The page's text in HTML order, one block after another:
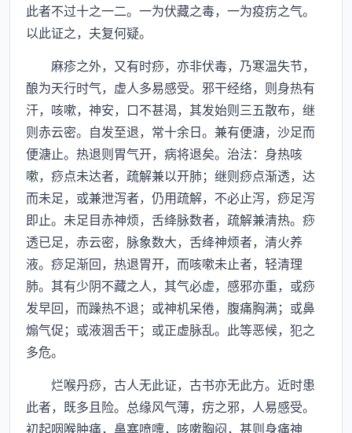
此者不过十之一二。一为伏藏之毒，一为疫疠之气。
以此证之，夫复何疑。
麻疹之外，又有时痧，亦非伏毒，乃寒温失节，
酿为天行时气，虚人多易感受。邪干经络，则身热有
汗，咳嗽，神安，口不甚渴，其发始则三五散布，继
则赤云密。自发至退，常十余日。兼有便溏，沙足而
便溏止。热退则胃气开，病将退矣。治法：身热咳
嗽，痧点未达者，疏解兼以开肺；继则痧点渐透，达
而未足，或兼泄泻者，仍用疏解，不必止泻，痧足泻
即止。未足目赤神烦，舌绛脉数者，疏解兼清热。痧
透已足，赤云密，脉象数大，舌绛神烦者，清火养
液。痧足渐回，热退胃开，而咳嗽未止者，轻清理
肺。其有少阴不藏之人，其气必虚，感邪亦重，或痧
发早回，而躁热不退；或神机呆倦，腹痛胸满；或鼻
煽气促；或液涸舌干；或正虚脉乱。此等恶候，犯之
多危。
烂喉丹痧，古人无此证，古书亦无此方。近时患
此者，既多且险。总缘风气薄，疠之邪，人易感受。
初起咽喉肿痛，鼻塞喷嚏，咳嗽胸闷，甚则身痛神